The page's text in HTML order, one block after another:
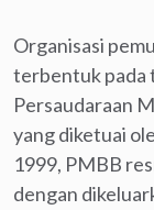
Organisasi
terbentuk pada
Persaudaraan
yang diketuai
1999, PMBB
dengan